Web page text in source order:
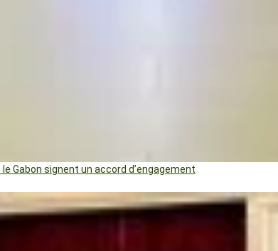
Gabon signent un accord d’engagement